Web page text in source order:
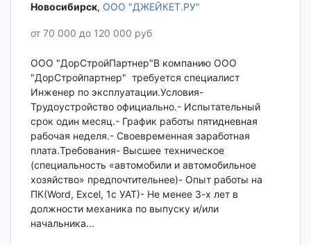
Новосибирск‎, ООО "ДЖЕЙКЕТ.РУ"
от 70 000 до 120 000 руб
ООО "ДорСтройПартнер"В компанию ООО
"ДорСтройпартнер" требуется специалист
Инженер по эксплуатации.Условия-
Трудоустройство официально.- Испытательный
срок один месяц.- График работы пятидневная
рабочая неделя.- Своевременная заработная
плата.Требования- Высшее техническое
(специальность «автомобили и автомобильное
хозяйство» предпочтительнее)- Опыт работы на
ПК(Word, Excel, 1с УАТ)- Не менее 3-х лет в
должности механика по выпуску и/или
начальника...